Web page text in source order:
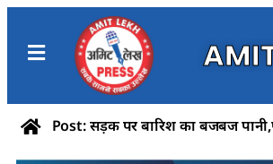
Post: सड़क पर बारिश का बजबज